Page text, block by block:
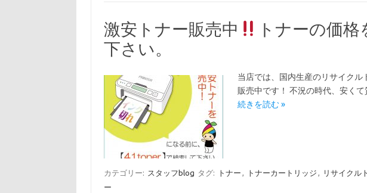
激安トナー販売中
トナーの価
下さい。
当店では、国内生産のリサイク
販売中です！ 不況の時代、安く
続きを読む »
カテゴリー: スタッフblog タグ: トナー , トナーカートリッジ , リサイクル
ー